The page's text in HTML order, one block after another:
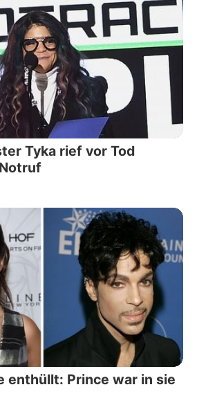
Tyka rief vor Tod
enthüllt: Prince war in sie